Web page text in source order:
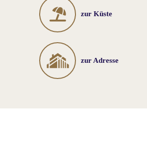
zur Küste
zur Adresse